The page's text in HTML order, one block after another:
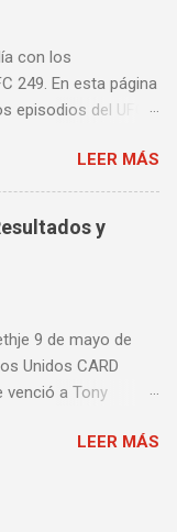
aprender a
pera loca. En esta
tipos de
con los
249. En esta página
episodios del UFC
estés pendiente ya
está pagina
249 Embedded:
Episodio 2
LEER MÁS
y
9 de mayo de
Unidos CARD
venció a Tony
a Dominick Cruz
LEER MÁS